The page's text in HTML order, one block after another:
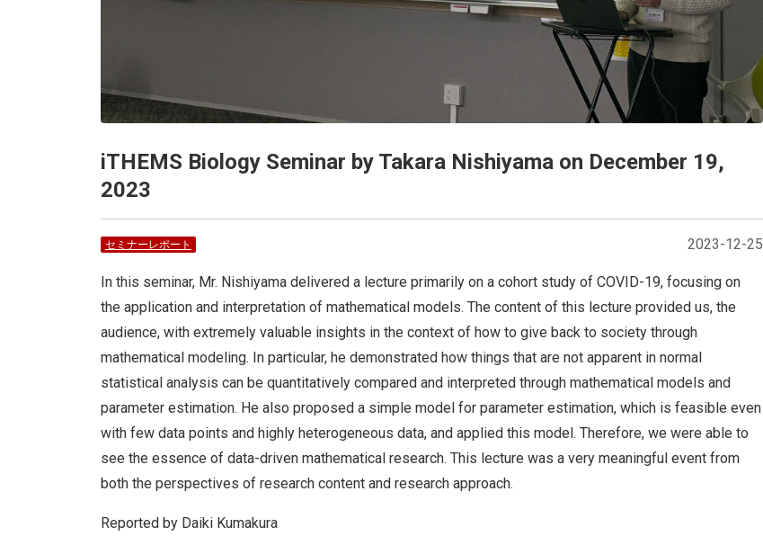
iTHEMS Biology Seminar by Takara Nishiyama on December 19,
2023
2023-12-25
セミナーレポート
In this seminar, Mr. Nishiyama delivered a lecture primarily on a cohort study of COVID-19, focusing on
the application and interpretation of mathematical models. The content of this lecture provided us, the
audience, with extremely valuable insights in the context of how to give back to society through
mathematical modeling. In particular, he demonstrated how things that are not apparent in normal
statistical analysis can be quantitatively compared and interpreted through mathematical models and
parameter estimation. He also proposed a simple model for parameter estimation, which is feasible even
with few data points and highly heterogeneous data, and applied this model. Therefore, we were able to
see the essence of data-driven mathematical research. This lecture was a very meaningful event from
both the perspectives of research content and research approach.
Reported by Daiki Kumakura